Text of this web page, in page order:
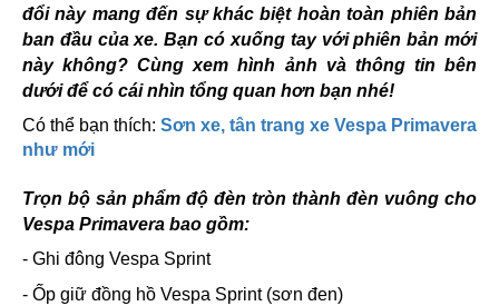
đổi này mang đến sự khác biệt hoàn toàn phiên bản
ban đầu của xe. Bạn có xuống tay với phiên bản mới
này không? Cùng xem hình ảnh và thông tin bên
dưới để có cái nhìn tổng quan hơn bạn nhé!
Có thể bạn thích: Sơn xe, tân trang xe Vespa Primavera
như mới
Trọn bộ sản phẩm độ đèn tròn thành đèn vuông cho
Vespa Primavera bao gồm:
- Ghi đông Vespa Sprint
- Ốp giữ đồng hồ Vespa Sprint (sơn đen)